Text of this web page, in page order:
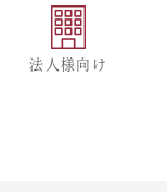
法人様向け